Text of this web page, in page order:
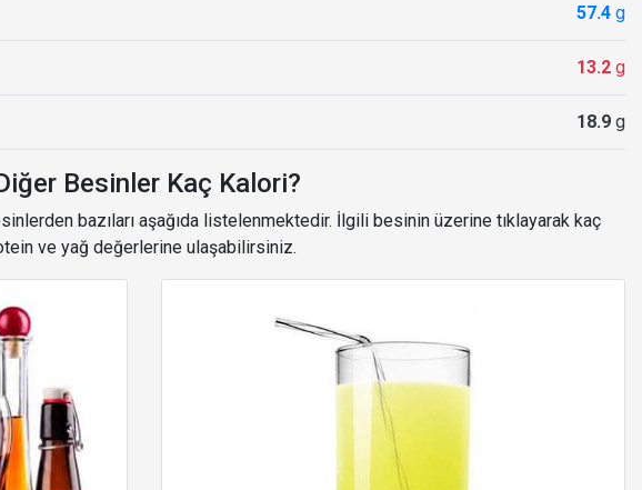
57.4 g
13.2 g
18.9 g
Besinler Kaç Kalori?
bazıları aşağıda listelenmektedir. İlgili besinin üzerine tıklayarak kaç
ve yağ değerlerine ulaşabilirsiniz.